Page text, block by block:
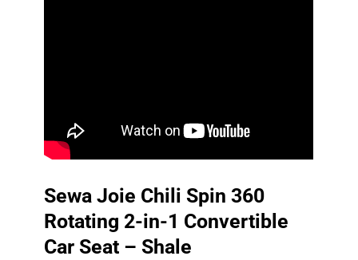
Sewa Joie Chili Spin 360
Rotating 2-in-1 Convertible
Car Seat – Shale